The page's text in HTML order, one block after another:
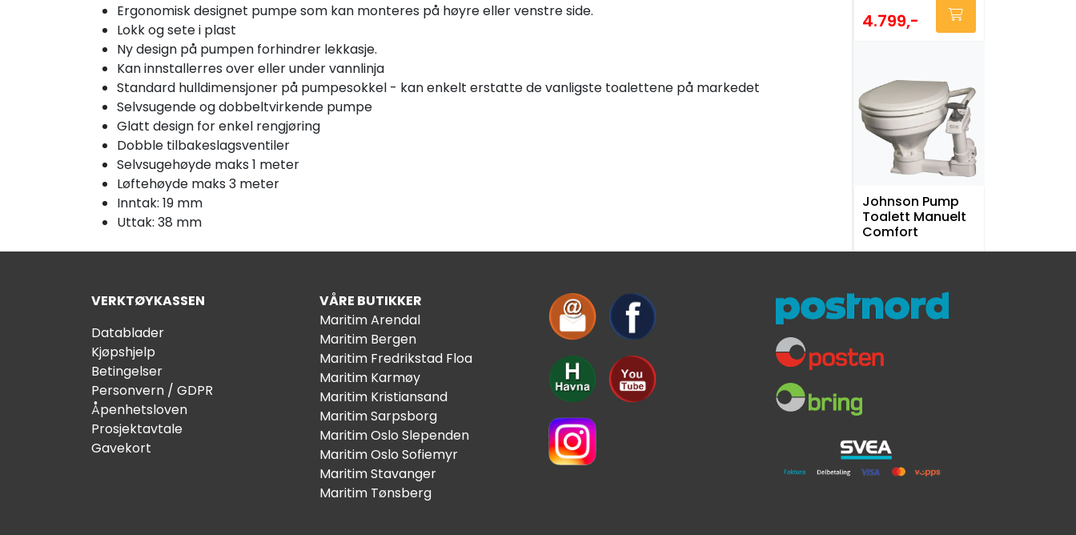
Ergonomisk designet pumpe som kan monteres på høyre eller venstre side.
Lokk og sete i plast
Ny design på pumpen forhindrer lekkasje.
Kan innstallerres over eller under vannlinja
Standard hulldimensjoner på pumpesokkel - kan enkelt erstatte de vanligste toalettene på markedet
Selvsugende og dobbeltvirkende pumpe
Glatt design for enkel rengjøring
Dobble tilbakeslagsventiler
Selvsugehøyde maks 1 meter
Løftehøyde maks 3 meter
Inntak: 19 mm
Uttak: 38 mm
4.799,-
Johnson Pump
Toalett Manuelt
Comfort
VERKTØYKASSEN
Datablader
Kjøpshjelp
Betingelser
Personvern / GDPR
Åpenhetsloven
Prosjektavtale
Gavekort
VÅRE BUTIKKER
Maritim Arendal
Maritim Bergen
Maritim Fredrikstad Floa
Maritim Karmøy
Maritim Kristiansand
Maritim Sarpsborg
Maritim Oslo Slependen
Maritim Oslo Sofiemyr
Maritim Stavanger
Maritim Tønsberg